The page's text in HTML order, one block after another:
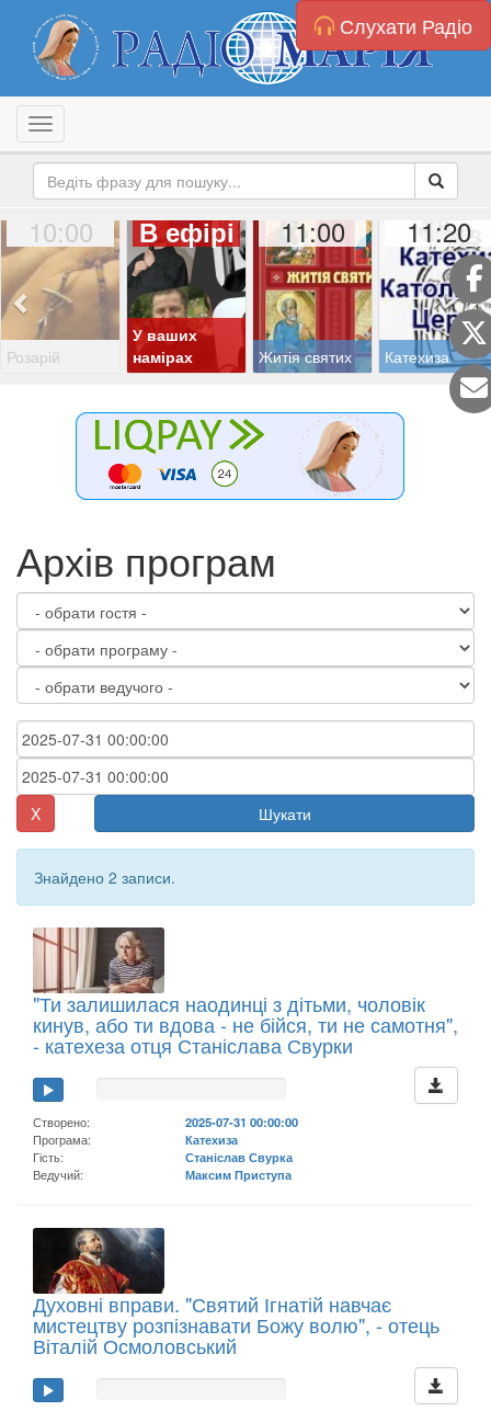
Слухати Радіо
Toggle navigation
10:00
Розарій
В ефірі
У ваших
намірах
11:00
Житія святих
11:20
Катехиза
Архів програм
X Шукати
Знайдено 2 записи.
"Ти залишилася наодинці з дітьми, чоловік
кинув, або ти вдова - не бійся, ти не самотня",
- катехеза отця Станіслава Свурки
Створено:
2025-07-31 00:00:00
Програма:
Катехиза
Гість:
Станіслав Свурка
Ведучий:
Максим Приступа
Духовні вправи. "Святий Ігнатій навчає
мистецтву розпізнавати Божу волю", - отець
Віталій Осмоловський